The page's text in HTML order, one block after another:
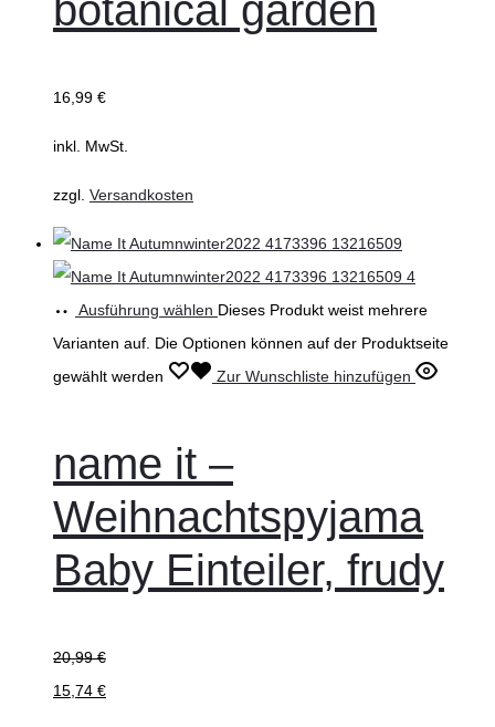
botanical garden
16,99 €
inkl. MwSt.
zzgl. Versandkosten
Ausführung wählen Dieses Produkt weist mehrere
Varianten auf. Die Optionen können auf der Produktseite
gewählt werden
Zur Wunschliste hinzufügen
name it –
Weihnachtspyjama
Baby Einteiler, frudy
20,99€
15,74 €